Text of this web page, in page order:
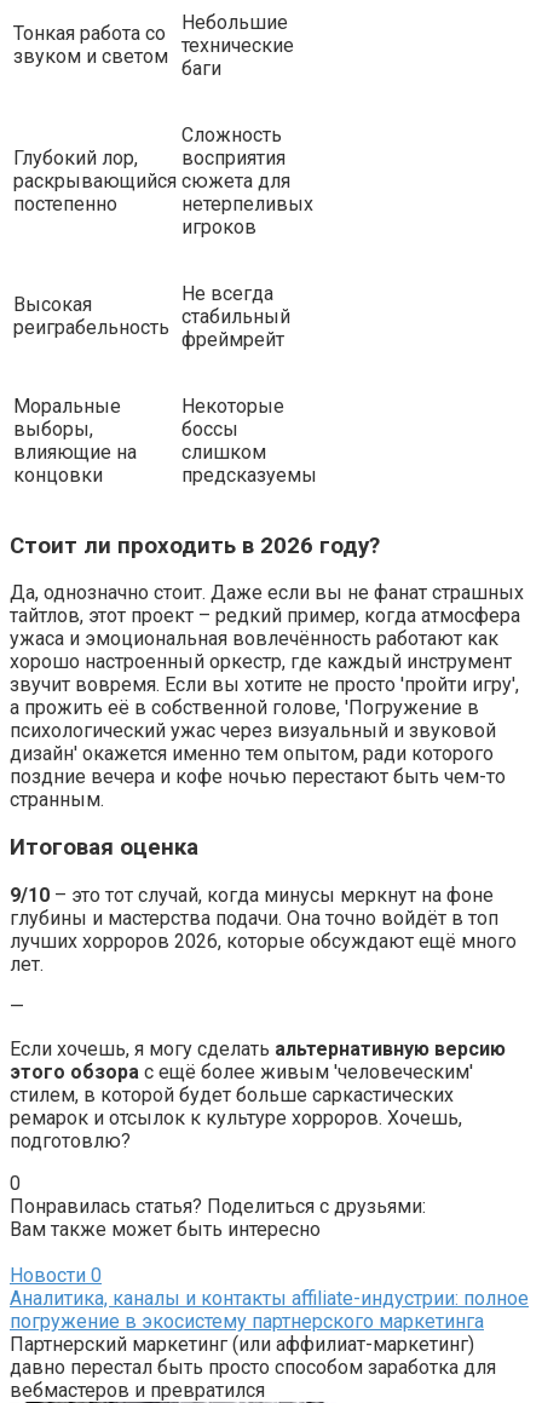
Тонкая работа со
звуком и светом
Небольшие
технические
баги
Глубокий лор,
раскрывающийся
постепенно
Сложность
восприятия
сюжета для
нетерпеливых
игроков
Высокая
реиграбельность
Не всегда
стабильный
фреймрейт
Моральные
выборы,
влияющие на
концовки
Некоторые
боссы
слишком
предсказуемы
Стоит ли проходить в 2026 году?
Да, однозначно стоит. Даже если вы не фанат страшных
тайтлов, этот проект – редкий пример, когда атмосфера
ужаса и эмоциональная вовлечённость работают как
хорошо настроенный оркестр, где каждый инструмент
звучит вовремя. Если вы хотите не просто 'пройти игру',
а прожить её в собственной голове, 'Погружение в
психологический ужас через визуальный и звуковой
дизайн' окажется именно тем опытом, ради которого
поздние вечера и кофе ночью перестают быть чем-то
странным.
Итоговая оценка
9/10 – это тот случай, когда минусы меркнут на фоне
глубины и мастерства подачи. Она точно войдёт в топ
лучших хорроров 2026, которые обсуждают ещё много
лет.
—
Если хочешь, я могу сделать альтернативную версию
этого обзора с ещё более живым 'человеческим'
стилем, в которой будет больше саркастических
ремарок и отсылок к культуре хорроров. Хочешь,
подготовлю?
0
Понравилась статья? Поделиться с друзьями:
Вам также может быть интересно
Новости 0
Аналитика, каналы и контакты affiliate-индустрии: полное
погружение в экосистему партнерского маркетинга
Партнерский маркетинг (или аффилиат-маркетинг)
давно перестал быть просто способом заработка для
вебмастеров и превратился